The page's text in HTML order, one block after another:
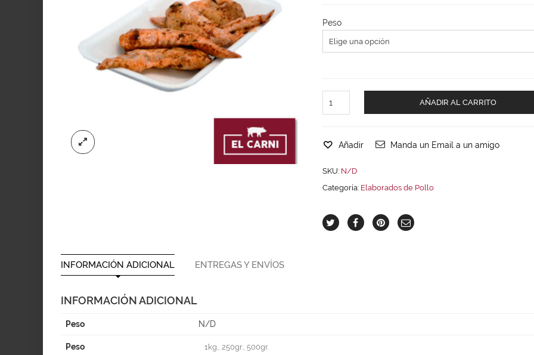
Peso
AÑADIR AL CARRITO
Añadir Manda un Email a un amigo
SKU: N/D
Categoría: Elaborados de Pollo
INFORMACIÓN ADICIONAL ENTREGAS Y ENVÍOS
INFORMACIÓN ADICIONAL
Peso N/D
Peso 1kg., 250gr., 500gr.